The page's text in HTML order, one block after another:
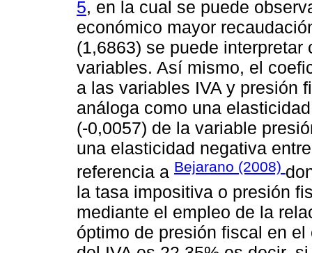
5, en la cual se puede
económico mayor
(1,6863) se puede
variables. Así mismo, el
a las variables IVA y presión
análoga como una
(-0,0057) de la variable
una elasticidad negativa
referencia a Bejarano (2008)
la tasa impositiva o presión
mediante el empleo de la
óptimo de presión fiscal en